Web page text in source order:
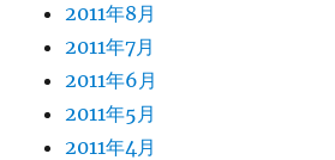
2011年8月
2011年7月
2011年6月
2011年5月
2011年4月